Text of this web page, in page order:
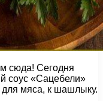
сюда! Сегодня
соус «Сацебели»
для мяса, к шашлыку.